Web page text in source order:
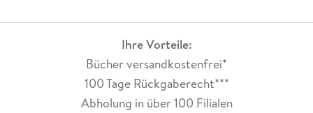
Ihre Vorteile:
Bücher versandkostenfrei*
100 Tage Rückgaberecht***
Abholung in über 100 Filialen